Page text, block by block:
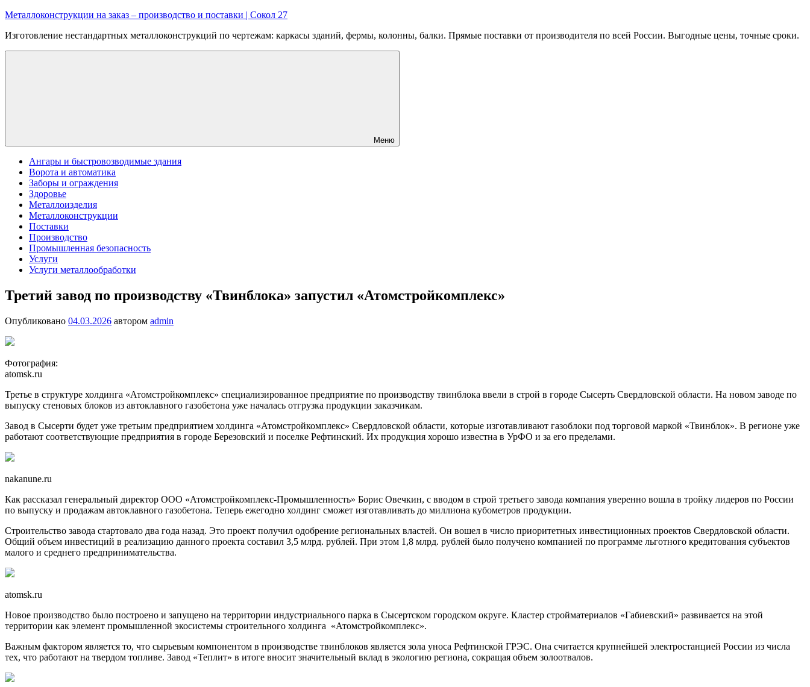
Перейти
содержимому
Металлоконструкции на заказ – производство и поставки | Сокол 27
Изготовление нестандартных металлоконструкций по чертежам: каркасы зданий, фермы, колонны, балки. Прямые поставки от производителя по всей России. Выгодные цены, точные сроки.
Меню
Ангары и быстровозводимые здания
Ворота и автоматика
Заборы и ограждения
Здоровье
Металлоизделия
Металлоконструкции
Поставки
Производство
Промышленная безопасность
Услуги
Услуги металлообработки
Третий завод по производству «Твинблока» запустил «Атомстройкомплекс»
Опубликовано 04.03.2026 автором admin
Фотография:
atomsk.ru
Третье в структуре холдинга «Атомстройкомплекс» специализированное предприятие по производству твинблока ввели в строй в городе Сысерть Свердловской области. На новом заводе по
выпуску стеновых блоков из автоклавного газобетона уже началась отгрузка продукции заказчикам.
Завод в Сысерти будет уже третьим предприятием холдинга «Атомстройкомплекс» Свердловской области, которые изготавливают газоблоки под торговой маркой «Твинблок». В регионе уже
работают соответствующие предприятия в городе Березовский и поселке Рефтинский. Их продукция хорошо известна в УрФО и за его пределами.
nakanune.ru
Как рассказал генеральный директор ООО «Атомстройкомплекс-Промышленность» Борис Овечкин, с вводом в строй третьего завода компания уверенно вошла в тройку лидеров по России
по выпуску и продажам автоклавного газобетона. Теперь ежегодно холдинг сможет изготавливать до миллиона кубометров продукции.
Строительство завода стартовало два года назад. Это проект получил одобрение региональных властей. Он вошел в число приоритетных инвестиционных проектов Свердловской области.
Общий объем инвестиций в реализацию данного проекта составил 3,5 млрд. рублей. При этом 1,8 млрд. рублей было получено компанией по программе льготного кредитования субъектов
малого и среднего предпринимательства.
atomsk.ru
Новое производство было построено и запущено на территории индустриального парка в Сысертском городском округе. Кластер стройматериалов «Габиевский» развивается на этой
территории как элемент промышленной экосистемы строительного холдинга «Атомстройкомплекс».
Важным фактором является то, что сырьевым компонентом в производстве твинблоков является зола уноса Рефтинской ГРЭС. Она считается крупнейшей электростанцией России из числа
тех, что работают на твердом топливе. Завод «Теплит» в итоге вносит значительный вклад в экологию региона, сокращая объем золоотвалов.